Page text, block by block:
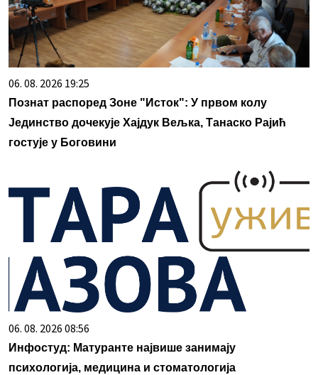
06. 08. 2026 19:25
Познат распоред Зоне "Исток": У првом колу
Јединство дочекује Хајдук Вељка, Танаско Рајић
гостује у Боговини
06. 08. 2026 08:56
Инфостуд: Матуранте највише занимају
психологија, медицина и стоматологија